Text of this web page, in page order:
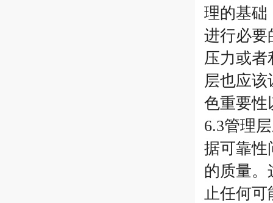
理的基础
进行必要
压力或者
层也应
色重要性
6.3管理
据可靠性
的质量。
止任何可